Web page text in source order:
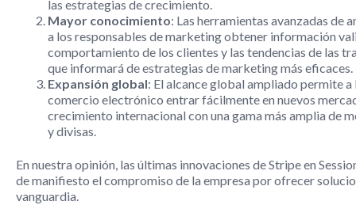
las estrategias de crecimiento.
Mayor conocimiento: Las herramientas avanzadas de
a los responsables de marketing obtener información
comportamiento de los clientes y las tendencias de las
que informará de estrategias de marketing más eficaces.
Expansión global: El alcance global ampliado permite a
comercio electrónico entrar fácilmente en nuevos
crecimiento internacional con una gama más amplia de
y divisas.
En nuestra opinión, las últimas innovaciones de Stripe en
de manifiesto el compromiso de la empresa por ofrecer
vanguardia.